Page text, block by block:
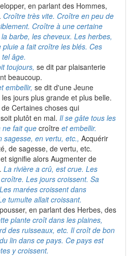
en parlant des Hommes,
Croître très vite. Croître en peu de
Croître à une certaine
barbe, les cheveux. Les herbes,
a fait croître les blés. Ces
âge.
toujours, se dit par plaisanterie
beaucoup.
embellir, se dit d'une Jeune
jours plus grande et plus belle.
Certaines choses qui
plutôt en mal. Il se gâte tous les
ne fait que croître et embellir.
sagesse, en vertu, etc., Acquérir
de sagesse, de vertu, etc.
signifie alors Augmenter de
La rivière a crû, est crue. Les
Les jours croissent. Sa
marées croissent dans
tumulte allait croissant.
en parlant des Herbes, des
plante croît dans les plaines,
des ruisseaux, etc. Il croît de bon
lin dans ce pays. Ce pays est
y croissent.